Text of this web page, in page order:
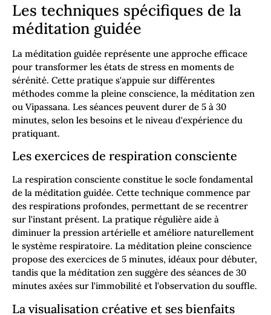
Les techniques spécifiques de la
méditation guidée
La méditation guidée représente une approche efficace
pour transformer les états de stress en moments de
sérénité. Cette pratique s'appuie sur différentes
méthodes comme la pleine conscience, la méditation zen
ou Vipassana. Les séances peuvent durer de 5 à 30
minutes, selon les besoins et le niveau d'expérience du
pratiquant.
Les exercices de respiration consciente
La respiration consciente constitue le socle fondamental
de la méditation guidée. Cette technique commence par
des respirations profondes, permettant de se recentrer
sur l'instant présent. La pratique régulière aide à
diminuer la pression artérielle et améliore naturellement
le système respiratoire. La méditation pleine conscience
propose des exercices de 5 minutes, idéaux pour débuter,
tandis que la méditation zen suggère des séances de 30
minutes axées sur l'immobilité et l'observation du souffle.
La visualisation créative et ses bienfaits